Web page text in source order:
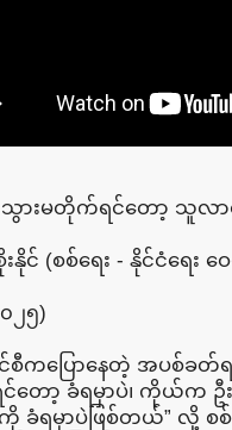
ားမတိုက်ရင်တော့ သူလ
းနိုင် (စစ်ရေး - နိုင်ငံရေး
၂၅)
စီကပြောနေတဲ့ အပစ်ခ
င်တော့ ခံရမှာပဲ၊ ကိုယ်က
ရမှာပဲဖြစ်တယ်” လို့ စစ်